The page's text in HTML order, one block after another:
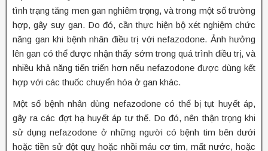
tình trạng tăng men gan nghiêm trọng, và trong một số trường
hợp, gây suy gan. Do đó, cần thực hiện bộ xét nghiệm chức
năng gan khi bệnh nhân điều trị với nefazodone. Ảnh hưởng
lên gan có thể được nhận thấy sớm trong quá trình điều trị, và
nhiều khả năng tiến triển hơn nếu nefazodone được dùng kết
hợp với các thuốc chuyển hóa ở gan khác.
Một số bệnh nhân dùng nefazodone có thể bị tụt huyết áp,
gây ra các đợt hạ huyết áp tư thế. Do đó, nên thận trọng khi
sử dụng nefazodone ở những người có bệnh tim bên dưới
hoặc tiền sử đột quỵ hoặc nhồi máu cơ tim, mất nước, hoặc